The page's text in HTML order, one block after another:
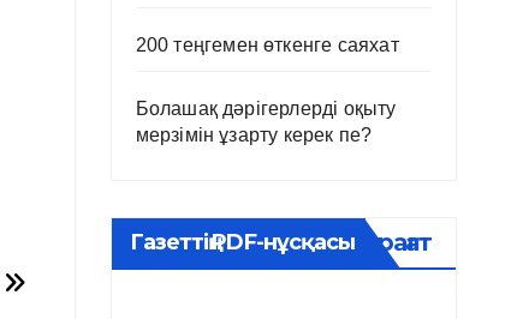
200 теңгемен өткенге саяхат
Болашақ дәрігерлерді оқыту
мерзімін ұзарту керек пе?
Газеттің PDF-нұсқасыМұрағат